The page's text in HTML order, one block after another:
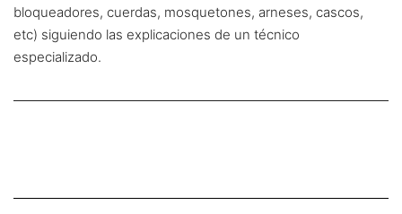
bloqueadores, cuerdas, mosquetones, arneses, cascos,
etc) siguiendo las explicaciones de un técnico
especializado.